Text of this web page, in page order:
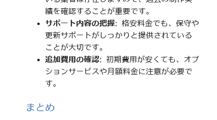
績を確認することが重要です。
サポート内容の把握: 格安料金でも、保守や
更新サポートがしっかりと提供されている
ことが大切です。
追加費用の確認: 初期費用が安くても、オプ
ションサービスや月額料金に注意が必要で
す。
まとめ